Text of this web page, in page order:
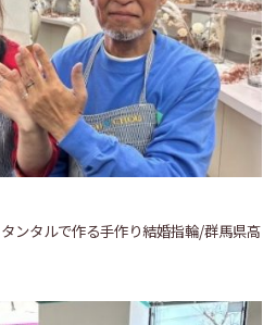
ンタルで作る手作り結婚指輪/群馬県高